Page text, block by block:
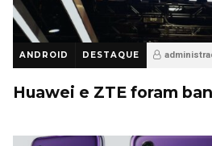
ANDROID DESTAQUE
Huawei e ZTE foram